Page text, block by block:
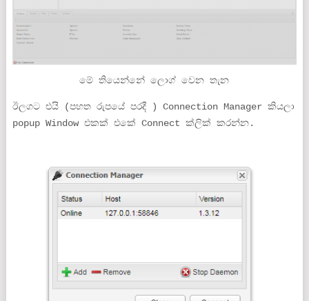
මේ තියෙන්නේ ලොග් වෙන තැන
ඊලගට එයි (පහත රුපයේ පරදී ) Connection Manager කියලා
popup Window එකක් එකේ Connect ක්ලික් කරන්න.